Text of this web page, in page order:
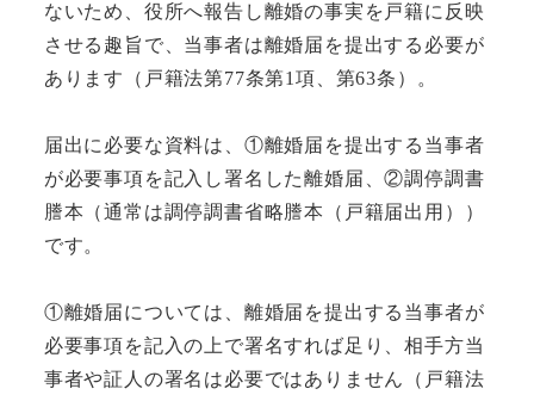
ないため、役所へ報告し離婚の事実を戸籍に反映
させる趣旨で、当事者は離婚届を提出する必要が
あります（戸籍法第77条第1項、第63条）。
届出に必要な資料は、①離婚届を提出する当事者
が必要事項を記入し署名した離婚届、②調停調書
謄本（通常は調停調書省略謄本（戸籍届出用））
です。
①離婚届については、離婚届を提出する当事者が
必要事項を記入の上で署名すれば足り、相手方当
事者や証人の署名は必要ではありません（戸籍法